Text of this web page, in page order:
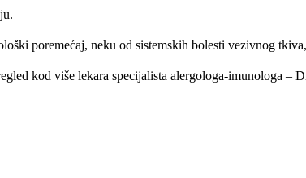
poremećaj, neku od sistemskih bolesti vezivnog
kod više lekara specijalista alergologa-imunologa –